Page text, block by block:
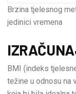
Brzina tjelesnog
jedinici vremena
BMI (indeks
težine u odnosu na